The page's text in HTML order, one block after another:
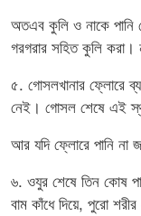
অতএব কুলি ও নাকে পানি
গরগরার সহিত কুলি করা।
৫. গোসলখানার ফ্লোরে
নেই। গোসল শেষে এই
আর যদি ফ্লোরে পানি না
৬. ওযুর শেষে তিন কোষ
বাম কাঁধে দিয়ে, পুরো